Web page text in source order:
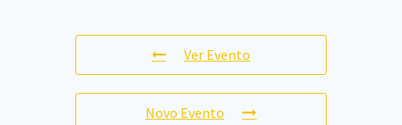
Ver Evento
Novo Evento